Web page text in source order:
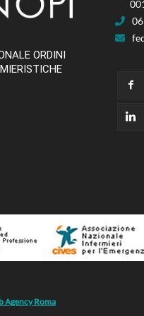
ORDINI
Agency Roma